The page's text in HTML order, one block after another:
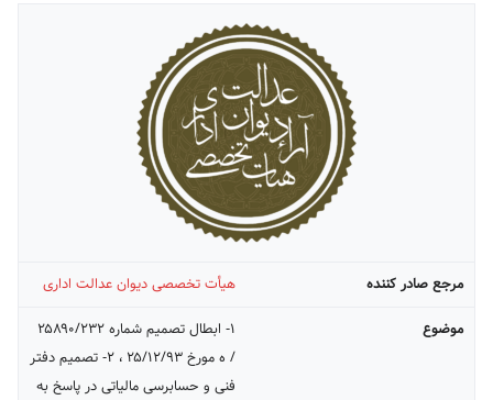
مرجع صادر کننده
هیأت تخصصی دیوان عدالت اداری
موضوع
۱- ابطال تصمیم شماره ۲۵۸۹۰/۲۳۲
/ ه مورخ ۲۵/۱۲/۹۳ ، ۲- تصمیم دفتر
فنی و حسابرسی مالیاتی در پاسخ به